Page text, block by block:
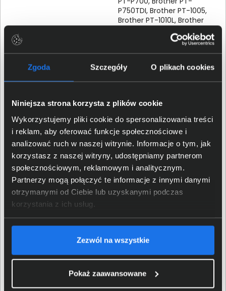
Zgoda Szczegóły O plikach cookies
Niniejsza strona korzysta z plików cookie
Wykorzystujemy pliki cookie do spersonalizowania treści
i reklam, aby oferować funkcje społecznościowe i
analizować ruch w naszej witrynie. Informacje o tym, jak
korzystasz z naszej witryny, udostępniamy partnerom
społecznościowym, reklamowym i analitycznym.
Partnerzy mogą połączyć te informacje z innymi danymi
otrzymanymi od Ciebie lub uzyskanymi podczas
korzystania z ich usług.
Zezwól na wszystkie
Pokaż zaawansowane
P750TDI, Brother PT-1005,
Brother PT-1010L, Brother
Brother PT1830, Brother PT-
1950, Brother PT-2100,
PT-9200DX, Brother PT-
Brother PT-E550WNIVP,
Brother PT-E550WSP,
Brother PT-E300VP, Brother
PT-E110VP
Dodatkowe informacje
Czarny nadruk na
przezroczystym tle.
Szczegóły dotyczące zgodności produktu z
Brother Industries Ltd; 15-1
Nagoya, 467-8561, Japan
Brother International